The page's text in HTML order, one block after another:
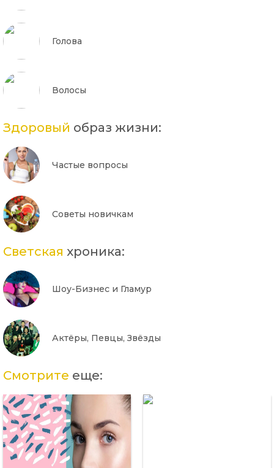
Голова
Волосы
Здоровый образ жизни:
Частые вопросы
Советы новичкам
Светская хроника:
Шоу-Бизнес и Гламур
Актёры, Певцы, Звёзды
Смотрите еще: